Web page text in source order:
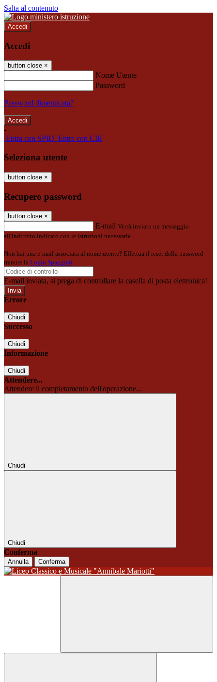
Salta al contenuto
Accedi
Accedi
button close ×
Nome Utente
Password
Password dimenticata?
-
Entra con SPID Entra con CIE
Seleziona utente
button close ×
Recupero password
button close ×
E-mail Verrà inviato un messaggio
all'indirizzo indicato con le istruzioni necessarie.
Non hai una e-mail associata al nome utente? Effettua il reset della password
tramite la Login Spaggiari
E-mail inviata, si prega di controllare la casella di posta elettronica!
Errore
Chiudi
Successo
Chiudi
Informazione
Chiudi
Attendere...
Attendere il completamento dell'operazione...
Chiudi
Chiudi
Conferma
Annulla Conferma